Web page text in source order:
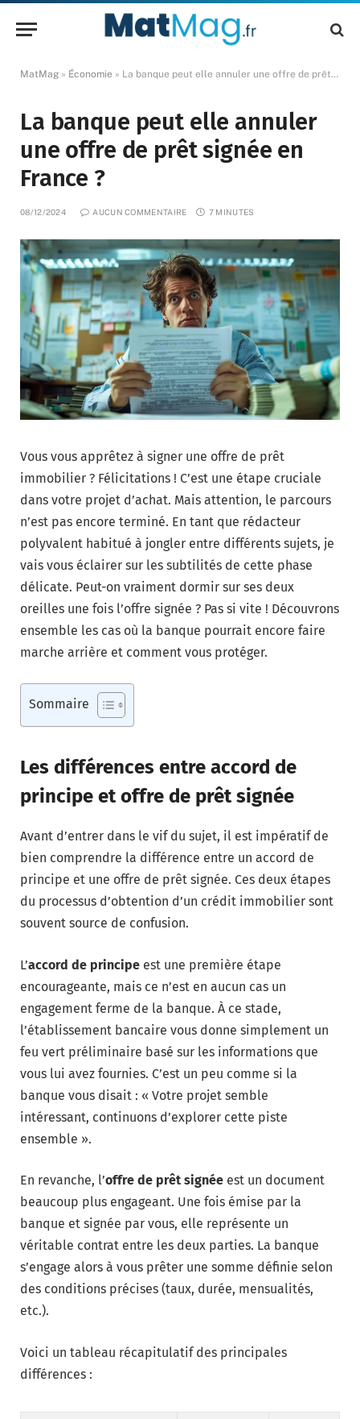
MatMag » Économie » La banque peut elle annuler une offre de prêt signée en France ?
La banque peut elle annuler
une offre de prêt signée en
France ?
08/12/2024 AUCUN COMMENTAIRE 7 MINUTES
Vous vous apprêtez à signer une offre de prêt
immobilier ? Félicitations ! C’est une étape cruciale
dans votre projet d’achat. Mais attention, le parcours
n’est pas encore terminé. En tant que rédacteur
polyvalent habitué à jongler entre différents sujets, je
vais vous éclairer sur les subtilités de cette phase
délicate. Peut-on vraiment dormir sur ses deux
oreilles une fois l’offre signée ? Pas si vite ! Découvrons
ensemble les cas où la banque pourrait encore faire
marche arrière et comment vous protéger.
Sommaire
Les différences entre accord de
principe et offre de prêt signée
Avant d’entrer dans le vif du sujet, il est impératif de
bien comprendre la différence entre un accord de
principe et une offre de prêt signée. Ces deux étapes
du processus d’obtention d’un crédit immobilier sont
souvent source de confusion.
L’accord de principe est une première étape
encourageante, mais ce n’est en aucun cas un
engagement ferme de la banque. À ce stade,
l’établissement bancaire vous donne simplement un
feu vert préliminaire basé sur les informations que
vous lui avez fournies. C’est un peu comme si la
banque vous disait : « Votre projet semble
intéressant, continuons d’explorer cette piste
ensemble ».
En revanche, l’offre de prêt signée est un document
beaucoup plus engageant. Une fois émise par la
banque et signée par vous, elle représente un
véritable contrat entre les deux parties. La banque
s’engage alors à vous prêter une somme définie selon
des conditions précises (taux, durée, mensualités,
etc.).
Voici un tableau récapitulatif des principales
différences :